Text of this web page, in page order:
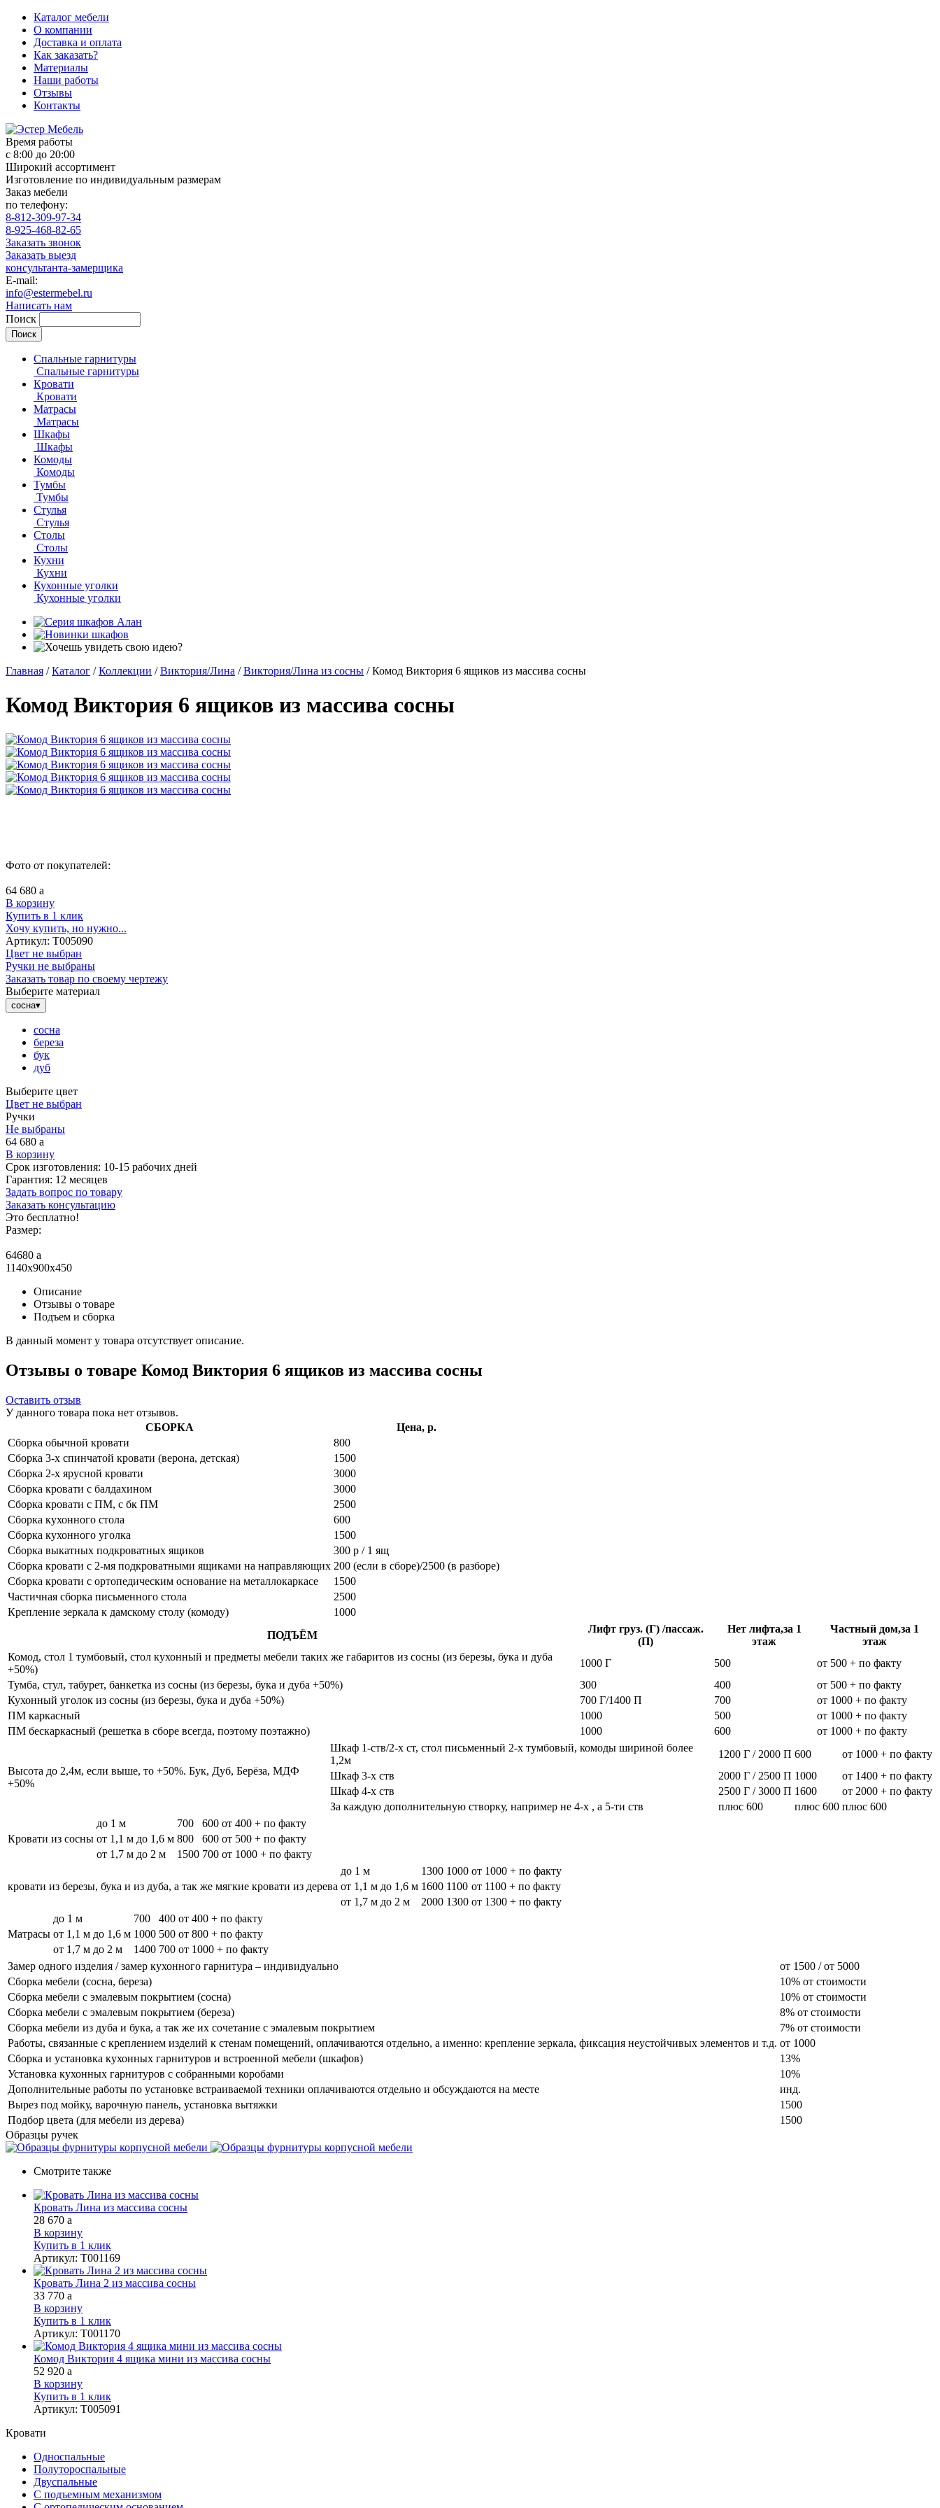
Каталог мебели
О компании
Доставка и оплата
Как заказать?
Материалы
Наши работы
Отзывы
Контакты
Время работы
с 8:00 до 20:00
Широкий ассортимент
Изготовление по индивидуальным размерам
Заказ мебели
по телефону:
8-812-309-97-34
8-925-468-82-65
Заказать звонок
Заказать выезд
консультанта-замерщика
E-mail:
info@estermebel.ru
Написать нам
Поиск
Спальные гарнитуры
Спальные гарнитуры
Кровати
Кровати
Матрасы
Матрасы
Шкафы
Шкафы
Комоды
Комоды
Тумбы
Тумбы
Стулья
Стулья
Столы
Столы
Кухни
Кухни
Кухонные уголки
Кухонные уголки
Главная / Каталог / Коллекции / Виктория/Лина / Виктория/Лина из сосны / Комод Виктория 6 ящиков из массива сосны
Комод Виктория 6 ящиков из массива сосны
Фото от покупателей:
64 680 a
В корзину
Купить в 1 клик
Хочу купить, но нужно...
Артикул: Т005090
Цвет не выбран
Ручки не выбраны
Заказать товар по своему чертежу
Выберите материал
сосна▾
сосна
береза
бук
дуб
Выберите цвет
Цвет не выбран
Ручки
Не выбраны
64 680 a
В корзину
Срок изготовления: 10-15 рабочих дней
Гарантия: 12 месяцев
Задать вопрос по товару
Заказать консультацию
Это бесплатно!
Размер:
64680 a
1140x900x450
Описание
Отзывы о товаре
Подъем и сборка
В данный момент у товара отсутствует описание.
Отзывы о товаре Комод Виктория 6 ящиков из массива сосны
Оставить отзыв
У данного товара пока нет отзывов.
СБОРКА
Цена, р.
Сборка обычной кровати
800
Сборка 3-х спинчатой кровати (верона, детская)
1500
Сборка 2-х ярусной кровати
3000
Сборка кровати с балдахином
3000
Сборка кровати с ПМ, с бк ПМ
2500
Сборка кухонного стола
600
Сборка кухонного уголка
1500
Сборка выкатных подкроватных ящиков
300 р / 1 ящ
Сборка кровати с 2-мя подкроватными ящиками на направляющих 200 (если в сборе)/2500 (в разборе)
Сборка кровати с ортопедическим основание на металлокаркасе
1500
Частичная сборка письменного стола
2500
Крепление зеркала к дамскому столу (комоду)
1000
ПОДЪЁМ
Лифт груз. (Г) /пассаж.
(П)
Нет лифта,за 1
этаж
Частный дом,за 1
этаж
Комод, стол 1 тумбовый, стол кухонный и предметы мебели таких же габаритов из сосны (из березы, бука и дуба
+50%)
1000 Г 500
от 500 + по факту
Тумба, стул, табурет, банкетка из сосны (из березы, бука и дуба +50%)
300 400
от 500 + по факту
Кухонный уголок из сосны (из березы, бука и дуба +50%)
700 Г/1400 П 700
от 1000 + по факту
ПМ каркасный
1000 500
от 1000 + по факту
ПМ бескаркасный (решетка в сборе всегда, поэтому поэтажно)
1000 600 от 1000 + по факту
Высота до 2,4м, если выше, то +50%. Бук, Дуб, Берёза, МДФ
+50%
Шкаф 1-ств/2-х ст, стол письменный 2-х тумбовый, комоды шириной более
1,2м
1200 Г / 2000 П 600
от 1000 + по факту
Шкаф 3-х ств
2000 Г / 2500 П 1000
от 1400 + по факту
Шкаф 4-х ств
2500 Г / 3000 П 1600
от 2000 + по факту
За каждую дополнительную створку, например не 4-х , а 5-ти ств
плюс 600 плюс 600 плюс 600
Кровати из сосны
до 1 м 700 600 от 400 + по факту
от 1,1 м до 1,6 м 800 600 от 500 + по факту
от 1,7 м до 2 м
1500 700 от 1000 + по факту
кровати из березы, бука и из дуба, а так же мягкие кровати из дерева
до 1 м 1300 1000 от 1000 + по факту
от 1,1 м до 1,6 м 1600 1100 от 1100 + по факту
от 1,7 м до 2 м
2000 1300 от 1300 + по факту
Матрасы
до 1 м 700 400 от 400 + по факту
от 1,1 м до 1,6 м 1000 500 от 800 + по факту
от 1,7 м до 2 м
1400 700 от 1000 + по факту
Замер одного изделия / замер кухонного гарнитура – индивидуально
от 1500 / от 5000
Сборка мебели (сосна, береза)
10% от стоимости
Сборка мебели с эмалевым покрытием (сосна)
10% от стоимости
Сборка мебели с эмалевым покрытием (береза)
8% от стоимости
Сборка мебели из дуба и бука, а так же их сочетание с эмалевым покрытием
7% от стоимости
Работы, связанные с креплением изделий к стенам помещений, оплачиваются отдельно, а именно: крепление зеркала, фиксация неустойчивых элементов и т.д. от 1000
Сборка и установка кухонных гарнитуров и встроенной мебели (шкафов)
13%
Установка кухонных гарнитуров с собранными коробами
10%
Дополнительные работы по установке встраиваемой техники оплачиваются отдельно и обсуждаются на месте
инд.
Вырез под мойку, варочную панель, установка вытяжки
1500
Подбор цвета (для мебели из дерева)
1500
Образцы ручек
Смотрите также
Кровать Лина из массива сосны
28 670 a
В корзину
Купить в 1 клик
Артикул: Т001169
Кровать Лина 2 из массива сосны
33 770 a
В корзину
Купить в 1 клик
Артикул: Т001170
Комод Виктория 4 ящика мини из массива сосны
52 920 a
В корзину
Купить в 1 клик
Артикул: Т005091
Кровати
Односпальные
Полутороспальные
Двуспальные
С подъемным механизмом